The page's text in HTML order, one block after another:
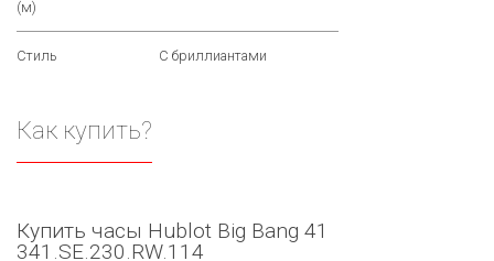
(м)
Стиль С бриллиантами
Как купить?
Купить часы Hublot Big Bang 41
341.SE.230.RW.114